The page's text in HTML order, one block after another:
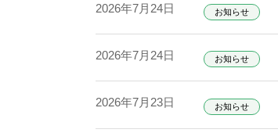
2026年7月24日 お知らせ
2026年7月24日 お知らせ
2026年7月23日 お知らせ